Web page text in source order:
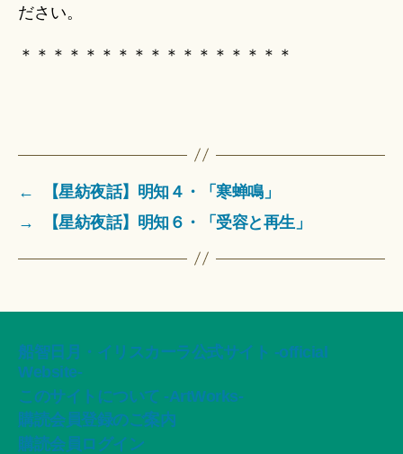
ださい。
＊＊＊＊＊＊＊＊＊＊＊＊＊＊＊＊＊
←
【星紡夜話】明知４・「寒蝉鳴」
→
【星紡夜話】明知６・「受容と再生」
船智日月・イリスカーラ公式サイト -official
Website-
このサイトについて -ArtWorks-
購読会員登録のご案内
購読会員ログイン